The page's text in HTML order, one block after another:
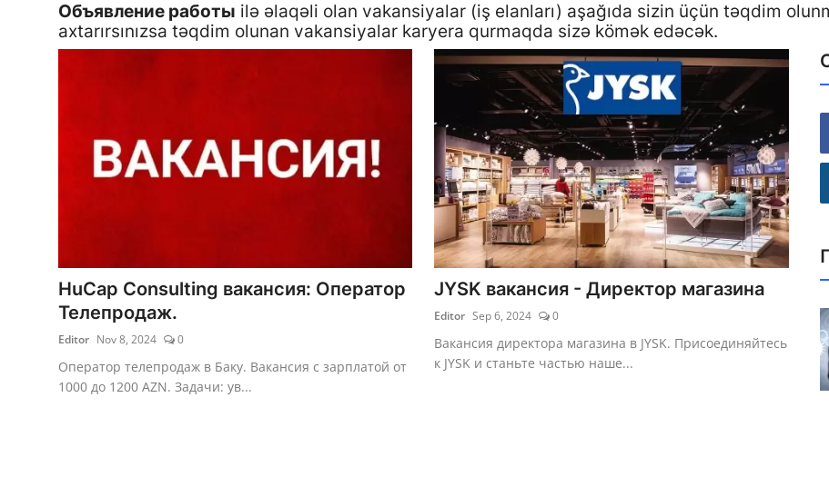
ContactОбъявление работы ilə əlaqəli olan vakansiyalar (iş elanları) aşağıda sizin üçün təqdim
axtarırsınızsa təqdim olunan vakansiyalar karyera qurmaqda sizə kömək edəcək.
HuCap Consulting вакансия: Оператор
Телепродаж.
Editor Nov 8, 2024 0
Оператор телепродаж в Баку. Вакансия с зарплатой от
1000 до 1200 AZN. Задачи: ув...
JYSK вакансия - Директор магазина
Editor Sep 6, 2024 0
Вакансия директора магазина в JYSK. Присоединяйтесь
к JYSK и станьте частью наше...